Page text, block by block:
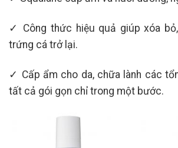
✓ Công thức hiệu quả giúp xóa
trứng cá trở lại.
✓ Cấp ẩm cho da, chữa lành các
tất cả gói gọn chỉ trong một bước.